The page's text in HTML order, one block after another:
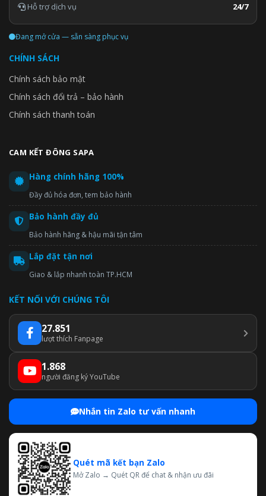
Hỗ trợ dịch vụ
24/7
Đang mở cửa — sẵn sàng phục vụ
CHÍNH SÁCH
Chính sách bảo mật
Chính sách đổi trả – bảo hành
Chính sách thanh toán
CAM KẾT ĐÔNG SAPA
Hàng chính hãng 100%
Đầy đủ hóa đơn, tem bảo hành
Bảo hành đầy đủ
Bảo hành hãng & hậu mãi tận tâm
Lắp đặt tận nơi
Giao & lắp nhanh toàn TP.HCM
KẾT NỐI VỚI CHÚNG TÔI
27.851
lượt thích Fanpage
1.868
người đăng ký YouTube
Nhắn tin Zalo tư vấn nhanh
Quét mã kết bạn Zalo
Mở Zalo → Quét QR để chat & nhận ưu đãi